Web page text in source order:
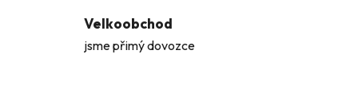
Velkoobchod
jsme přimý dovozce